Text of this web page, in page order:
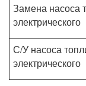
Замена насоса
электрического
С/У насоса
электрического